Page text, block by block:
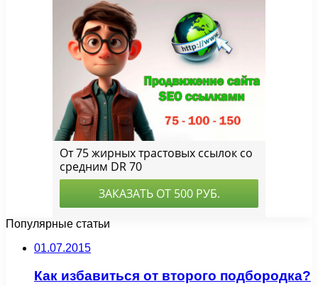
Популярные статьи
01.07.2015
Как избавиться от второго подбородка?